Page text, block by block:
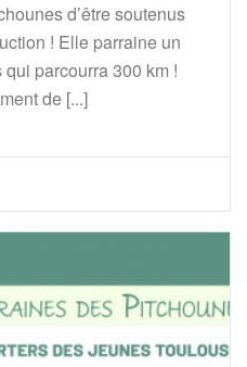
d’être soutenus
! Elle parraine un
parcourra 300 km !
de [...]